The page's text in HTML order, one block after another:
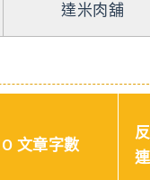
達米肉舖
文章字數